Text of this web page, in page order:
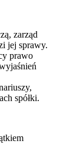
zarząd
jej sprawy.
prawo
spółki.